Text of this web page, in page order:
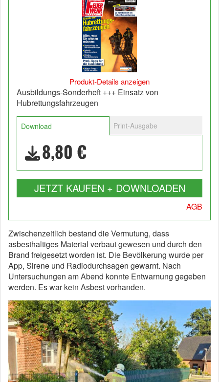
Produkt-Details anzeigen
Ausbildungs-Sonderheft +++ Einsatz von
Hubrettungsfahrzeugen
Download Print-Ausgabe
8,80 €
JETZT KAUFEN + DOWNLOADEN
AGB
Zwischenzeitlich bestand die Vermutung, dass
asbesthaltiges Material verbaut gewesen und durch den
Brand freigesetzt worden ist. Die Bevölkerung wurde per
App, Sirene und Radiodurchsagen gewarnt. Nach
Untersuchungen am Abend konnte Entwarnung gegeben
werden. Es war kein Asbest vorhanden.